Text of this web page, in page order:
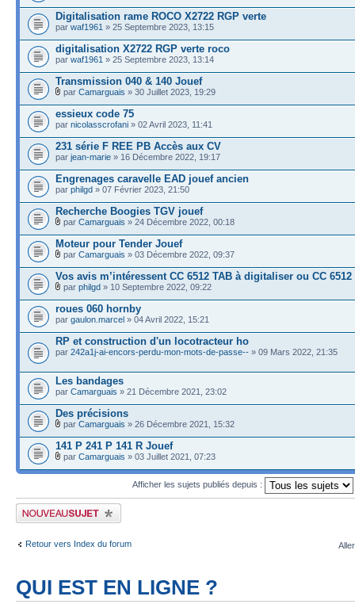
Digitalisation rame ROCO X2722 RGP verte
par waf1961 » 25 Septembre 2023, 13:15
digitalisation X2722 RGP verte roco
par waf1961 » 25 Septembre 2023, 13:14
Transmission 040 & 140 Jouef
par Camarguais » 30 Juillet 2023, 19:29
essieux code 75
par nicolasscrofani » 02 Avril 2023, 11:41
231 série F REE PB Accès aux CV
par jean-marie » 16 Décembre 2022, 19:17
Engrenages caravelle EAD jouef ancien
par philgd » 07 Février 2023, 21:50
Recherche Boogies TGV jouef
par Camarguais » 24 Décembre 2022, 00:18
Moteur pour Tender Jouef
par Camarguais » 03 Décembre 2022, 09:37
Vos avis m’intéressent CC 6512 TAB à digitaliser ou CC 6512
par philgd » 10 Septembre 2022, 09:22
roues 060 hornby
par gaulon.marcel » 04 Avril 2022, 15:21
RP et construction d'un locotracteur ho
par 242a1j-ai-encors-perdu-mon-mots-de-passe-- » 09 Mars 2022, 21:35
Les bandages
par Camarguais » 21 Décembre 2021, 23:02
Des précisions
par Camarguais » 26 Décembre 2021, 15:32
141 P 241 P 141 R Jouef
par Camarguais » 03 Juillet 2021, 07:23
Afficher les sujets publiés depuis :
Publier un nouveau sujet
Retour vers Index du forum
QUI EST EN LIGNE ?